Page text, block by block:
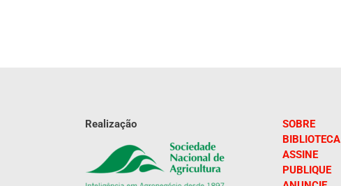
Realização
SOBRE
BIBLIOTECA
ASSINE
PUBLIQUE